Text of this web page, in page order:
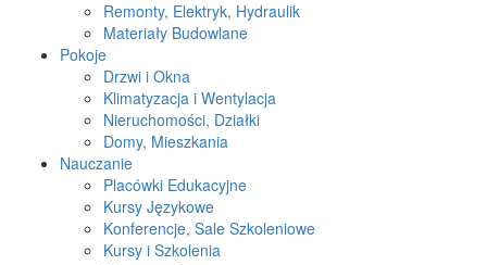
Remonty, Elektryk, Hydraulik
Materiały Budowlane
Pokoje
Drzwi i Okna
Klimatyzacja i Wentylacja
Nieruchomości, Działki
Domy, Mieszkania
Nauczanie
Placówki Edukacyjne
Kursy Językowe
Konferencje, Sale Szkoleniowe
Kursy i Szkolenia